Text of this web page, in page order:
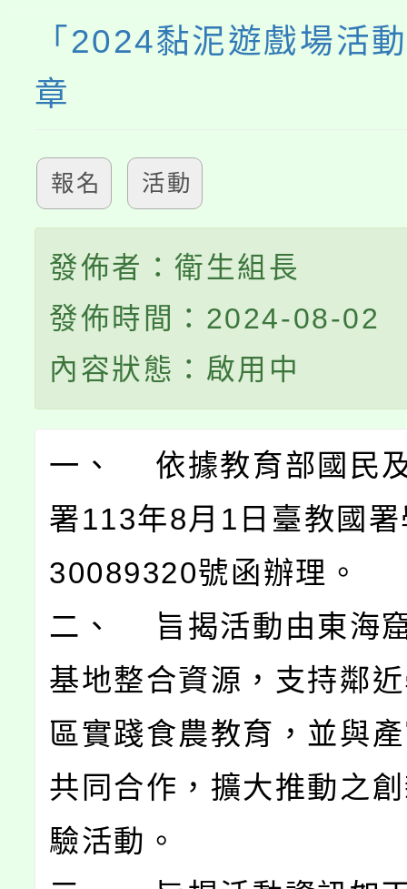
「2024黏泥遊戲場活
章
報名 活動
發佈者：衛生組長
發佈時間：2024-08-02
內容狀態：啟用中
一、 依據教育部國民
署113年8月1日臺教國
30089320號函辦理。
二、 旨揭活動由東海
基地整合資源，支持鄰
區實踐食農教育，並與
共同合作，擴大推動之
驗活動。